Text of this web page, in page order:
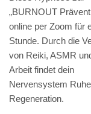
„BURNOUT
online per Zoom für
Stunde. Durch die
von Reiki, ASMR
Arbeit findet dein
Nervensystem
Regeneration.